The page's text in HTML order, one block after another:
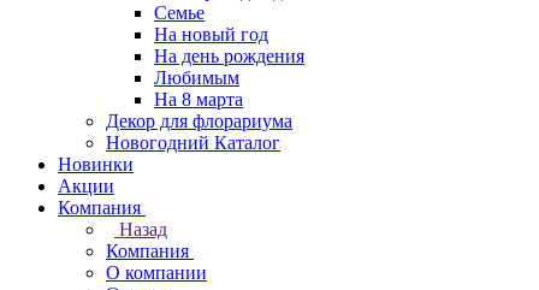
Семье
На новый год
На день рождения
Любимым
На 8 марта
Декор для флорариума
Новогодний Каталог
Новинки
Акции
Компания
Назад
Компания
О компании